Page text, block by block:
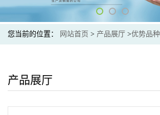
您当前的位置： 网站首页 > 产品展厅 >优势品种
产品展厅